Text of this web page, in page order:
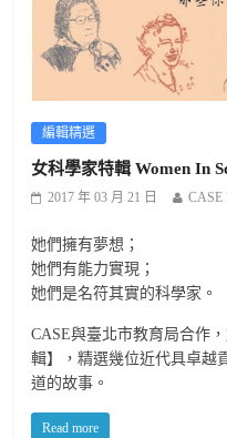
編輯精選
女科學家特輯 Women In
2017 年 03 月 21 日 CASE
她們擁有夢想；
她們有能力實現；
她們是名符其實的科學家。
CASE與臺北市教育局合作
輯】，精選幾位近代具卓越
道的故事。
Read more